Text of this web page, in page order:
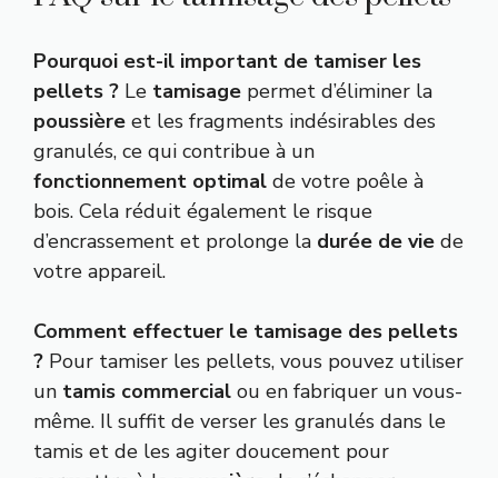
Pourquoi est-il important de tamiser les
pellets ? Le tamisage permet d’éliminer la
poussière et les fragments indésirables des
granulés, ce qui contribue à un
fonctionnement optimal de votre poêle à
bois. Cela réduit également le risque
d’encrassement et prolonge la durée de vie de
votre appareil.
Comment effectuer le tamisage des pellets
? Pour tamiser les pellets, vous pouvez utiliser
un tamis commercial ou en fabriquer un vous-
même. Il suffit de verser les granulés dans le
tamis et de les agiter doucement pour